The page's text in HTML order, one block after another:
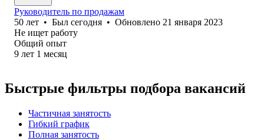
Руководитель по продажам
50 лет • Был сегодня • Обновлено 21 января 2023
Не ищет работу
Общий опыт
9 лет 1 месяц
Быстрые фильтры подбора вакансий
Частичная занятость
Гибкий график
Полная занятость